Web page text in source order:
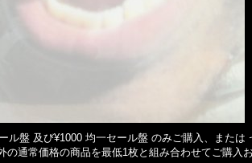
ル盤 及び¥1000 均一セール盤 のみご購入、また
通常価格の商品を最低1枚と組み合わせてご購入お